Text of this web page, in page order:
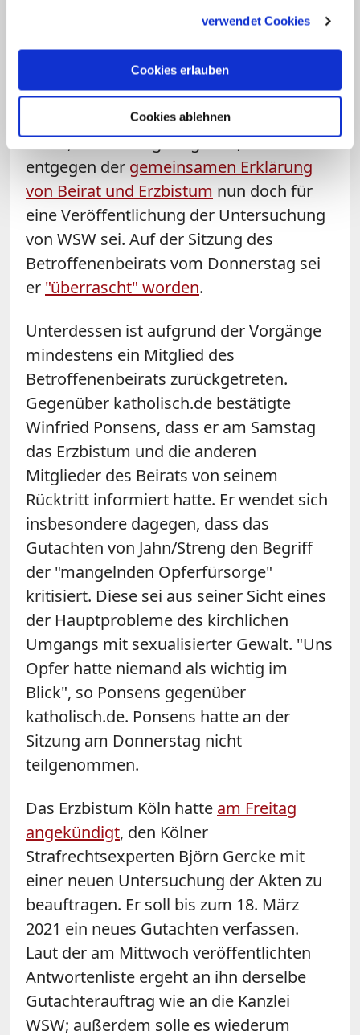
verwendet Cookies
Cookies erlauben
Cookies ablehnen
nicht erhalten; bekannt ist es laut
Erzbistum derzeit nur verschiedenen von
der Erzdiözese beauftragten Anwälten.
Gegenüber katholisch.de hatte der
Sprecher des Betroffenenbeirats, Patrick
Bauer, am Montag mitgeteilt, dass er
entgegen der gemeinsamen Erklärung
von Beirat und Erzbistum nun doch für
eine Veröffentlichung der Untersuchung
von WSW sei. Auf der Sitzung des
Betroffenenbeirats vom Donnerstag sei
er "überrascht" worden.
Unterdessen ist aufgrund der Vorgänge
mindestens ein Mitglied des
Betroffenenbeirats zurückgetreten.
Gegenüber katholisch.de bestätigte
Winfried Ponsens, dass er am Samstag
das Erzbistum und die anderen
Mitglieder des Beirats von seinem
Rücktritt informiert hatte. Er wendet sich
insbesondere dagegen, dass das
Gutachten von Jahn/Streng den Begriff
der "mangelnden Opferfürsorge"
kritisiert. Diese sei aus seiner Sicht eines
der Hauptprobleme des kirchlichen
Umgangs mit sexualisierter Gewalt. "Uns
Opfer hatte niemand als wichtig im
Blick", so Ponsens gegenüber
katholisch.de. Ponsens hatte an der
Sitzung am Donnerstag nicht
teilgenommen.
Das Erzbistum Köln hatte am Freitag
angekündigt, den Kölner
Strafrechtsexperten Björn Gercke mit
einer neuen Untersuchung der Akten zu
beauftragen. Er soll bis zum 18. März
2021 ein neues Gutachten verfassen.
Laut der am Mittwoch veröffentlichten
Antwortenliste ergeht an ihn derselbe
Gutachterauftrag wie an die Kanzlei
WSW; außerdem solle es wiederum